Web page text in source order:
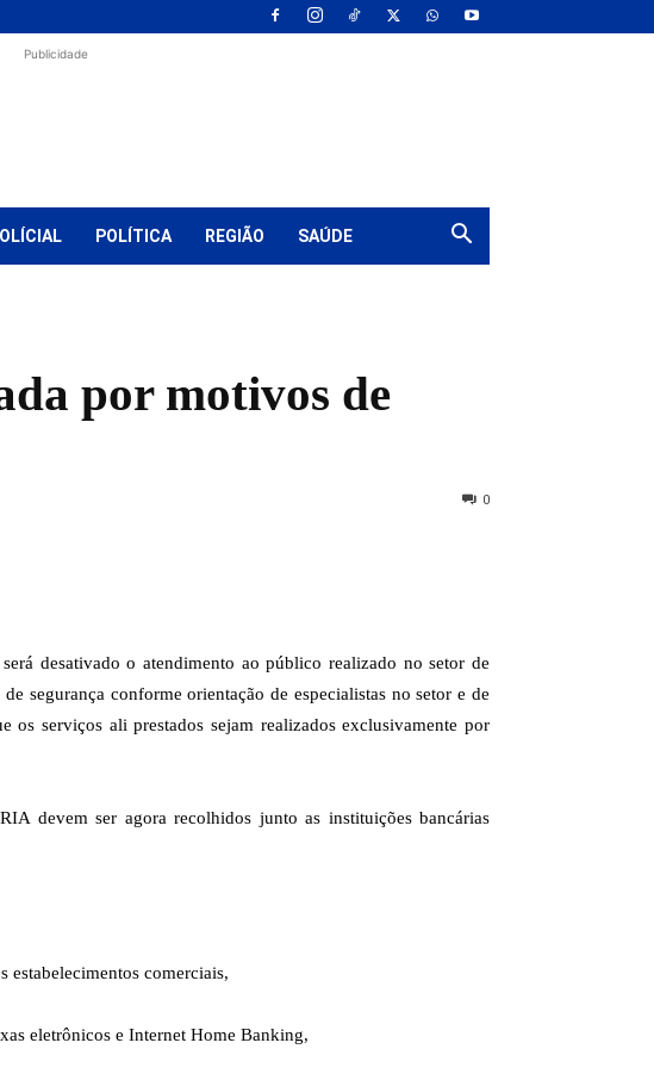
Publicidade
POLÍTICA REGIÃO SAÚDE
por motivos de
0
desativado o atendimento ao público realizado no setor de
segurança conforme orientação de especialistas no setor e de
serviços ali prestados sejam realizados exclusivamente por
devem ser agora recolhidos junto as instituições bancárias
estabelecimentos comerciais,
eletrônicos e Internet Home Banking,